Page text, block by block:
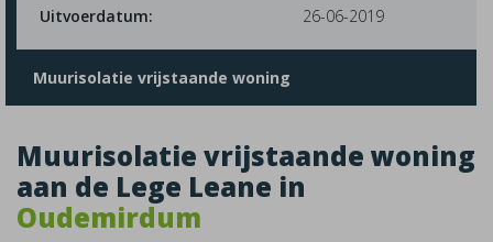
Uitvoerdatum:
26-06-2019
Muurisolatie vrijstaande woning
Muurisolatie vrijstaande woning
aan de Lege Leane in
Oudemirdum